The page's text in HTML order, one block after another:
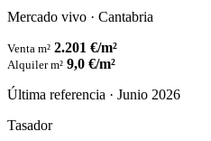
Mercado vivo · Cantabria
Venta m² 2.201 €/m²
Alquiler m² 9,0 €/m²
Última referencia · Junio 2026
Tasador